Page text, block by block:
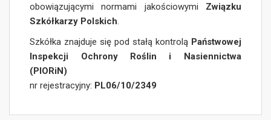
obowiązującymi normami jakościowymi Związku
Szkółkarzy Polskich.
Szkółka znajduje się pod stałą kontrolą Państwowej
Inspekcji Ochrony Roślin i Nasiennictwa
(PIORiN)
nr rejestracyjny: PL06/10/2349